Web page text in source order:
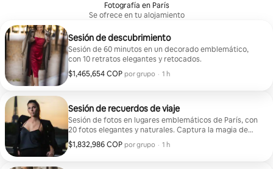
Fotografía en París
Se ofrece en tu alojamiento
Sesión de descubrimiento
Sesión de 60 minutos en un decorado emblemático,
con 10 retratos elegantes y retocados.
$1,465,654 COP por grupo
$1,465,654 COP por grupo
, · 1 h
Sesión de recuerdos de viaje
Sesión de fotos en lugares emblemáticos de París, con
20 fotos elegantes y naturales. Captura la magia de
París con fotos auténticas en lugares emblemáticos.
Soy un fotógrafo galardonado que te acompaña para
$1,832,986 COP por grupo
$1,832,986 COP por grupo
, · 1 h